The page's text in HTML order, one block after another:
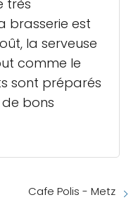
très
brasserie est
la serveuse
comme le
sont préparés
bons
Cafe Polis - Metz